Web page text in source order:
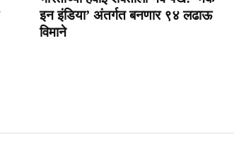
इन इंडिया’ अंतर्गत बनणार ९४ लढाऊ
विमाने